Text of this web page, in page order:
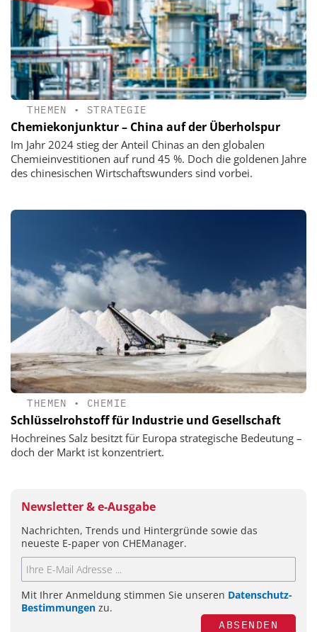
THEMEN • STRATEGIE
Chemiekonjunktur – China auf der Überholspur
Im Jahr 2024 stieg der Anteil Chinas an den globalen
Chemieinvestitionen auf rund 45 %. Doch die goldenen Jahre
des chinesischen Wirtschaftswunders sind vorbei.
THEMEN • CHEMIE
Schlüsselrohstoff für Industrie und Gesellschaft
Hochreines Salz besitzt für Europa strategische Bedeutung –
doch der Markt ist konzentriert.
Newsletter & e-Ausgabe
Nachrichten, Trends und Hintergründe sowie das
neueste E-paper von CHEManager.
Mit Ihrer Anmeldung stimmen Sie unseren Datenschutz-
Bestimmungen zu.
ABSENDEN